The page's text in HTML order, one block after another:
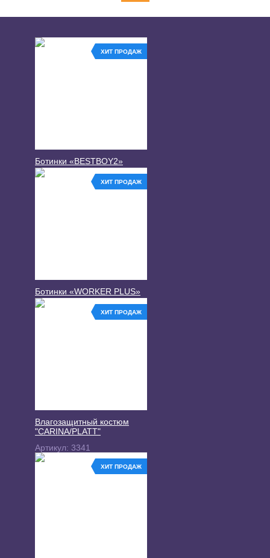
ХИТ ПРОДАЖ
Ботинки «BESTBOY2»
ХИТ ПРОДАЖ
Ботинки «WORKER PLUS»
ХИТ ПРОДАЖ
Влагозащитный костюм
"CARINA/PLATT"
Артикул: 3341
ХИТ ПРОДАЖ